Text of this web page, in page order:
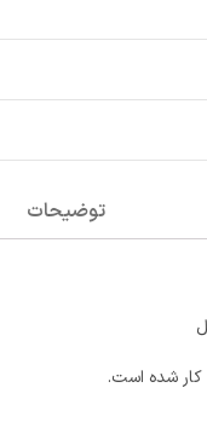
توضیحات
کار شده است.